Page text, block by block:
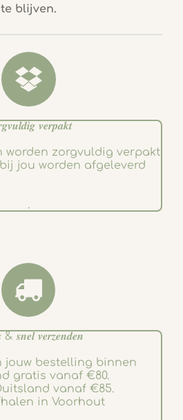
o
k
g
a
te blijven.
𝒗𝒆𝒓𝒑𝒂𝒌𝒕
worden zorgvuldig verpakt
jou worden afgeleverd
.
& 𝒔𝒏𝒆𝒍 𝒗𝒆𝒓𝒛𝒆𝒏𝒅𝒆𝒏
jouw bestelling binnen
gratis vanaf €80.
vanaf €85.
in Voorhout